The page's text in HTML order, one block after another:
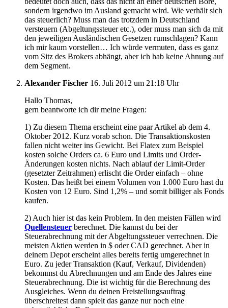
sondern irgendwo im Ausland gemacht wird. Wie verhält sich
das steuerlich? Muss man das trotzdem in Deutschland
versteuern (Abgeltungssteuer etc.), oder muss man sich da mit
den jeweiligen Ausländischen Gesetzen rumschlagen? Kann
ich mir kaum vorstellen… Ich würde vermuten, dass es ganz
vom Sitz des Brokers abhängt, aber ich hab keine Ahnung auf
dem Segment.
Alexander Fischer 16. Juli 2012 um 21:18 Uhr
Hallo Thomas,
gern beantworte ich dir meine Fragen:
1) Zu diesem Thema erscheint eine paar Artikel ab dem 4.
Oktober 2012. Kurz vorab schon. Die Transaktionskosten
fallen nicht weiter ins Gewicht. Bei Flatex zum Beispiel
kosten solche Orders ca. 6 Euro und Limits und Order-
Änderungen kosten nichts. Nach ablauf der Limit-Order
(gesetzter Zeitrahmen) erlischt die Order einfach – ohne
Kosten. Das heißt bei einem Volumen von 1.000 Euro hast du
Kosten von 12 Euro. Sind 1,2% – und somit billiger als Fonds
kaufen.
2) Auch hier ist das kein Problem. In den meisten Fällen wird
Quellensteuer berechnet. Die kannst du bei der
Steuerabrechnung mit der Abgeltungssteuer verrechnen. Die
meisten Aktien werden in $ oder CAD gerechnet. Aber in
deinem Depot erscheint alles bereits fertig umgerechnet in
Euro. Zu jeder Transaktion (Kauf, Verkauf, Dividenden)
bekommst du Abrechnungen und am Ende des Jahres eine
Steuerabrechnung. Die ist wichtig für die Berechnung des
Ausgleiches. Wenn du deinen Freistellungsauftrag
überschreitest dann spielt das ganze nur noch eine